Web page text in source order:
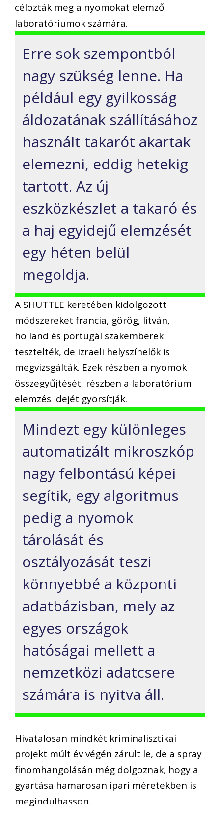
célozták meg a nyomokat elemző
laboratóriumok számára.
Erre sok szempontból
nagy szükség lenne. Ha
például egy gyilkosság
áldozatának szállításához
használt takarót akartak
elemezni, eddig hetekig
tartott. Az új
eszközkészlet a takaró és
a haj egyidejű elemzését
egy héten belül
megoldja.
A SHUTTLE keretében kidolgozott
módszereket francia, görög, litván,
holland és portugál szakemberek
tesztelték, de izraeli helyszínelők is
megvizsgálták. Ezek részben a nyomok
összegyűjtését, részben a laboratóriumi
elemzés idejét gyorsítják.
Mindezt egy különleges
automatizált mikroszkóp
nagy felbontású képei
segítik, egy algoritmus
pedig a nyomok
tárolását és
osztályozását teszi
könnyebbé a központi
adatbázisban, mely az
egyes országok
hatóságai mellett a
nemzetközi adatcsere
számára is nyitva áll.
Hivatalosan mindkét kriminalisztikai
projekt múlt év végén zárult le, de a spray
finomhangolásán még dolgoznak, hogy a
gyártása hamarosan ipari méretekben is
megindulhasson.